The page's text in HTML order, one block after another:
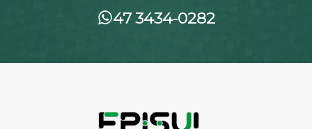
47 3434-0282